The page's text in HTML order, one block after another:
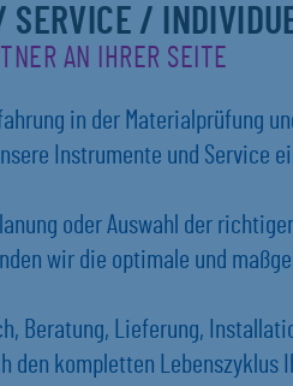
SERVICE /
AN IHRER SEITE
in der Materialprüfung
Instrumente und Service
oder Auswahl der
wir die optimale und
Beratung, Lieferung,
den kompletten Lebenszyklus